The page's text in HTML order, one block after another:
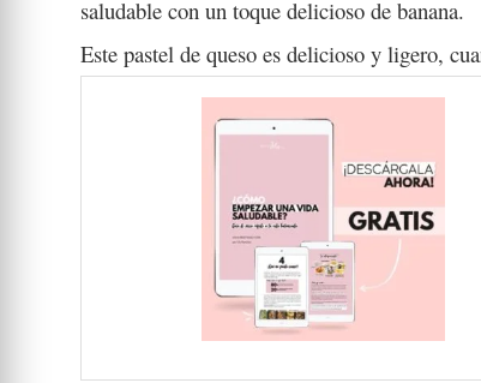
saludable con un toque delicioso de banana.
Este pastel de queso es delicioso y ligero,